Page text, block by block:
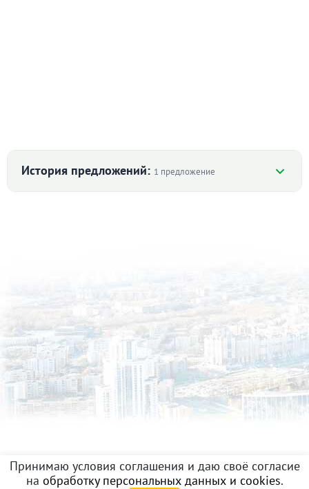
История предложений: 1 предложение
в продаже
7 500 000
Принимаю условия соглашения и даю своё согласие
на обработку персональных данных и cookies.